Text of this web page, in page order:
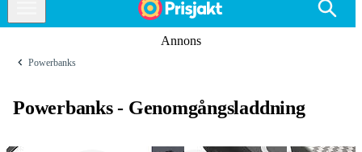
Annons
Powerbanks
Powerbanks - Genomgångsladdning